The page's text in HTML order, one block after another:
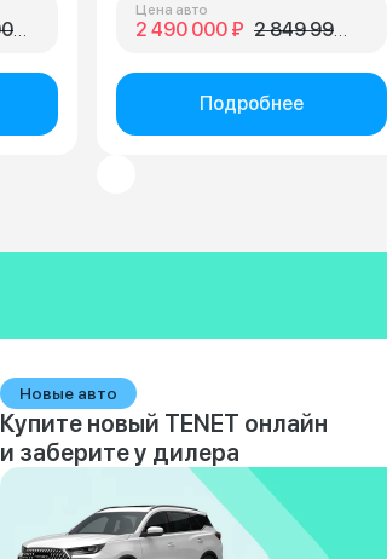
₽
Цена авто
2 490 000 ₽ 2 849 990 ₽
Подробнее
Новые авто
Купите новый TENET онлайн
и заберите у дилера